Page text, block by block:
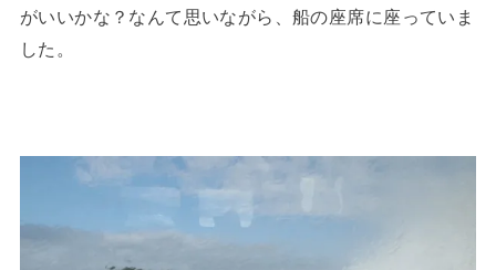
がいいかな？なんて思いながら、船の座席に座っていま
した。